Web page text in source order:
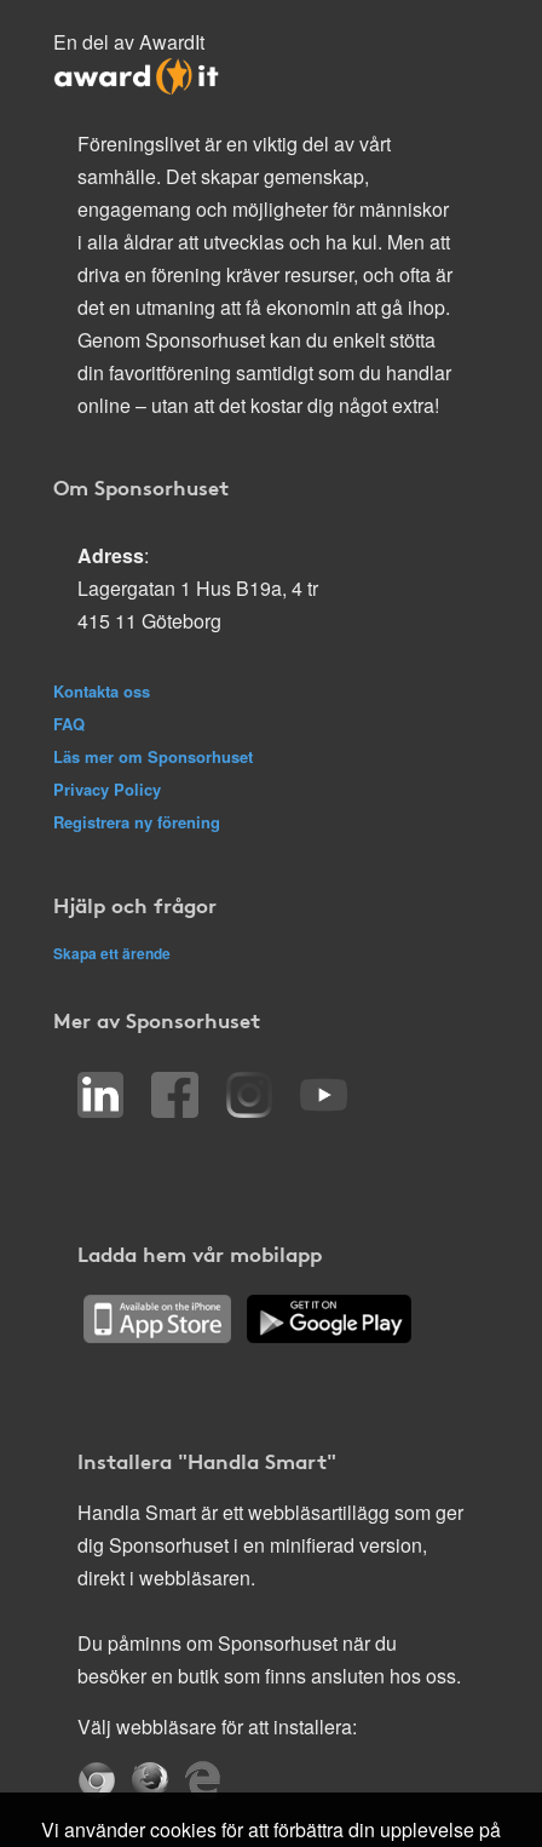
En del av AwardIt
Föreningslivet är en viktig del av vårt
samhälle. Det skapar gemenskap,
engagemang och möjligheter för människor
i alla åldrar att utvecklas och ha kul. Men att
driva en förening kräver resurser, och ofta är
det en utmaning att få ekonomin att gå ihop.
Genom Sponsorhuset kan du enkelt stötta
din favoritförening samtidigt som du handlar
online – utan att det kostar dig något extra!
Om Sponsorhuset
Adress:
Lagergatan 1 Hus B19a, 4 tr
415 11 Göteborg
Kontakta oss
FAQ
Läs mer om Sponsorhuset
Privacy Policy
Registrera ny förening
Hjälp och frågor
Skapa ett ärende
Mer av Sponsorhuset
Ladda hem vår mobilapp
Installera "Handla Smart"
Handla Smart är ett webbläsartillägg som ger
dig Sponsorhuset i en minifierad version,
direkt i webbläsaren.
Du påminns om Sponsorhuset när du
besöker en butik som finns ansluten hos oss.
Välj webbläsare för att installera:
Vi använder cookies för att förbättra din upplevelse på